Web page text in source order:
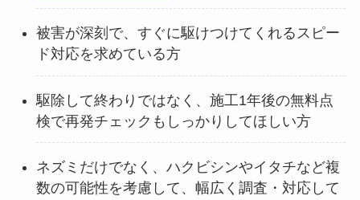
被害が深刻で、すぐに駆けつけてくれるスピー
ド対応を求めている方
駆除して終わりではなく、施工1年後の無料点
検で再発チェックもしっかりしてほしい方
ネズミだけでなく、ハクビシンやイタチなど複
数の可能性を考慮して、幅広く調査・対応して